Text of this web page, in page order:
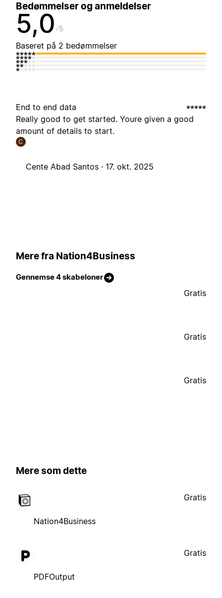
Bedømmelser og anmeldelser
5,0 5
Baseret på 2 bedømmelser
End to end data
Really good to get started. Youre given a good
amount of details to start.
C
Cente Abad Santos · 17. okt. 2025
Mere fra Nation4Business
Gennemse 4 skabeloner
Gratis
Gratis
Gratis
Mere som dette
Nation4Business
Gratis
PDFOutput
Gratis